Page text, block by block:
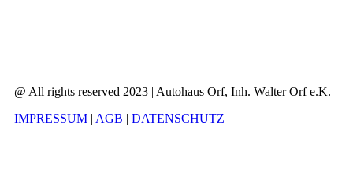
@ All rights reserved 2023 | Autohaus Orf, Inh. Walter Orf e.K.
IMPRESSUM | AGB | DATENSCHUTZ